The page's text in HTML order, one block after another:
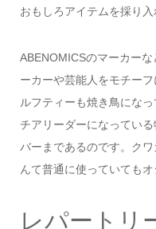
おもしろアイテムを採り
ABENOMICSのマーカー
ーカーや芸能人をモチー
ルフティーも焼き鳥にな
チアリーダーになってい
バーまであるのです。ク
んて普通に使っていてもオ
レパートリ